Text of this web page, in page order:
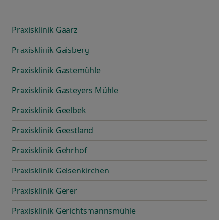
Praxisklinik Gaarz
Praxisklinik Gaisberg
Praxisklinik Gastemühle
Praxisklinik Gasteyers Mühle
Praxisklinik Geelbek
Praxisklinik Geestland
Praxisklinik Gehrhof
Praxisklinik Gelsenkirchen
Praxisklinik Gerer
Praxisklinik Gerichtsmannsmühle